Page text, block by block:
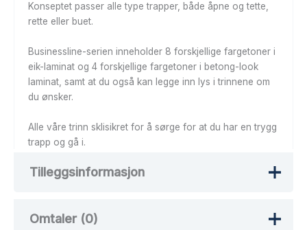
Konseptet passer alle type trapper, både åpne og tette,
rette eller buet.
Businessline-serien inneholder 8 forskjellige fargetoner i
eik-laminat og 4 forskjellige fargetoner i betong-look
laminat, samt at du også kan legge inn lys i trinnene om
du ønsker.
Alle våre trinn sklisikret for å sørge for at du har en trygg
trapp og gå i.
Tilleggsinformasjon
Vekt
Omtaler (0)